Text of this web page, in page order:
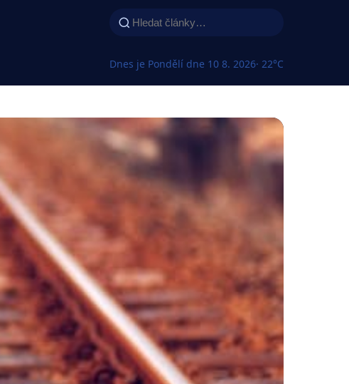
Dnes je Pondělí dne 10 8. 2026· 22°C